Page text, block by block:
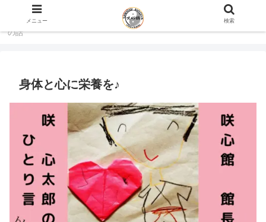
ホーム 咲心館 館長 咲 心太郎のひとり言 blog
の話
身体と心に栄養を♪
メニュー 検索